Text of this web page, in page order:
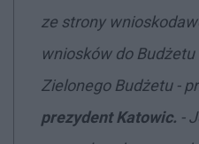
ze strony
wniosków do
Zielonego Budżetu -
prezydent Katowic. -